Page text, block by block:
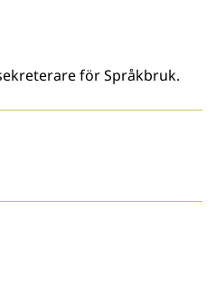
för Språkbruk.